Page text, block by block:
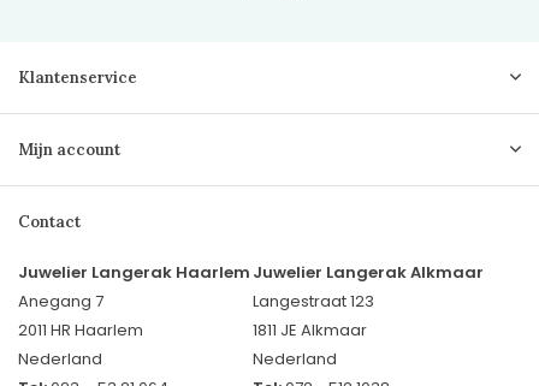
Klantenservice
Mijn account
Contact
Juwelier Langerak Haarlem
Anegang 7
2011 HR Haarlem
Nederland
Juwelier Langerak Alkmaar
Langestraat 123
1811 JE Alkmaar
Nederland